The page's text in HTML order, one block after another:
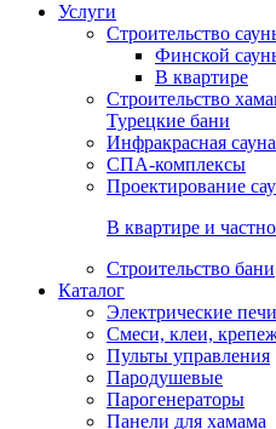
Услуги
Строительство
Финской
В квартире
Строительство
Турецкие бани
Инфракрасная сауна
СПА-комплексы
Проектирование
В квартире и
Строительство бани
Каталог
Электрические печи
Смеси, клеи,
Пульты управления
Пародушевые
Парогенераторы
Панели для хамама